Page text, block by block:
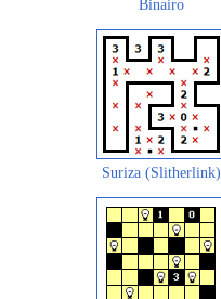
Binairo
Suriza (Slitherlink)